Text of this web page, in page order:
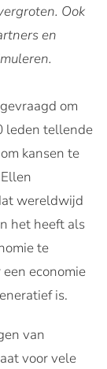
Ook
en
om
leden tellende
kansen te
wereldwijd
het heeft als
te
economie
is.
van
voor vele